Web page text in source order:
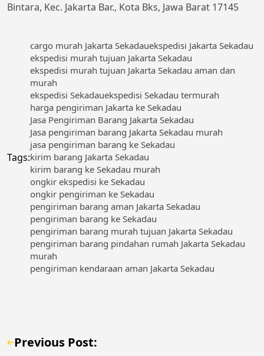
Bintara, Kec. Jakarta Bar., Kota Bks, Jawa Barat 17145
Tags:
cargo murah Jakarta Sekadauekspedisi Jakarta Sekadau
ekspedisi murah tujuan Jakarta Sekadau
ekspedisi murah tujuan Jakarta Sekadau aman dan
murah
ekspedisi Sekadauekspedisi Sekadau termurah
harga pengiriman Jakarta ke Sekadau
Jasa Pengiriman Barang Jakarta Sekadau
Jasa pengiriman barang Jakarta Sekadau murah
jasa pengiriman barang ke Sekadau
kirim barang Jakarta Sekadau
kirim barang ke Sekadau murah
ongkir ekspedisi ke Sekadau
ongkir pengiriman ke Sekadau
pengiriman barang aman Jakarta Sekadau
pengiriman barang ke Sekadau
pengiriman barang murah tujuan Jakarta Sekadau
pengiriman barang pindahan rumah Jakarta Sekadau
murah
pengiriman kendaraan aman Jakarta Sekadau
Previous Post: